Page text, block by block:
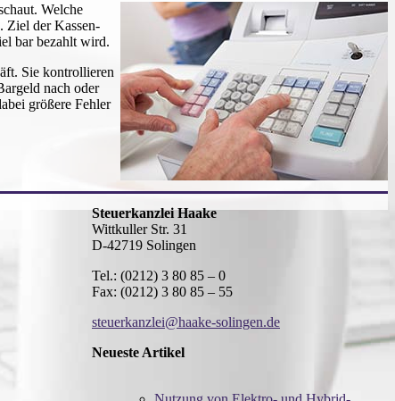
Welche
Ziel der Kassen-
bar bezahlt wird.
Sie kontrollieren
nach oder
größere Fehler
Steuerkanzlei Haake
Wittkuller Str. 31
D-42719 Solingen
Tel.: (0212) 3 80 85 – 0
Fax: (0212) 3 80 85 – 55
steuerkanzlei@haake-solingen.de
Neueste Artikel